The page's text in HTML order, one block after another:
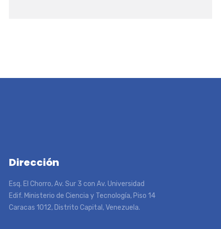
Dirección
Esq. El Chorro, Av. Sur 3 con Av. Universidad
Edif. Ministerio de Ciencia y Tecnología, Piso 14
Caracas 1012, Distrito Capital, Venezuela.